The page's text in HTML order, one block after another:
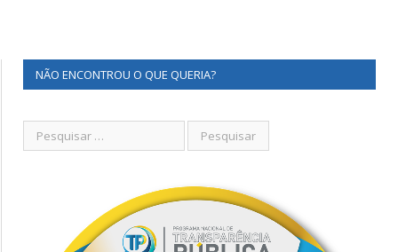
NÃO ENCONTROU O QUE QUERIA?